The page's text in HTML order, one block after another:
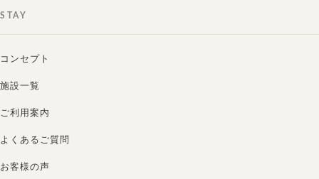
STAY
コンセプト
施設一覧
ご利用案内
よくあるご質問
お客様の声